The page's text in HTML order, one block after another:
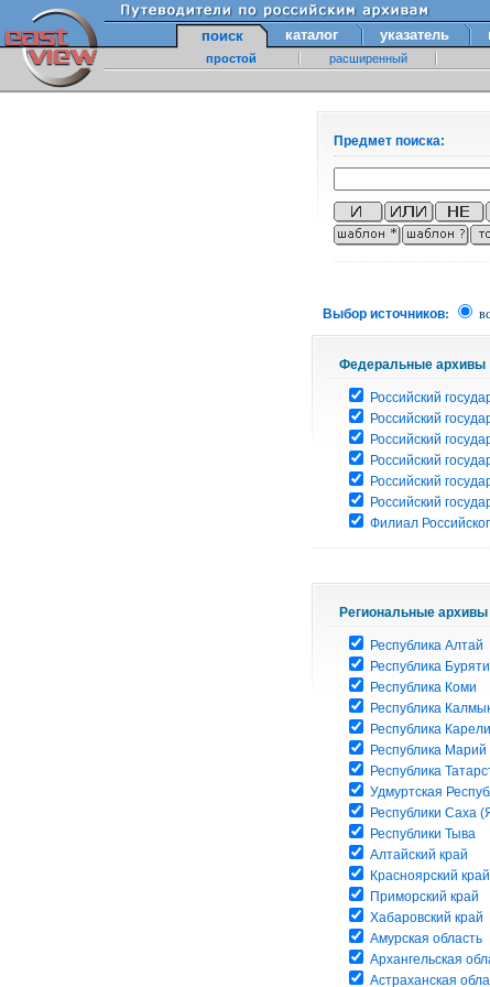
поиск каталог указатель
простой расширенный
Предмет поиска:
Выбор источников:
Федеральные архивы
Российский
Российский
Российский
Российский
Российский
Российский
Филиал
Региональные архивы
Республика Алтай
Республика
Республика Коми
Республика
Республика
Республика
Республика
Удмуртская
Республики Саха
Республики Тыва
Алтайский край
Красноярский край
Приморский край
Хабаровский край
Амурская область
Архангельская
Астраханская